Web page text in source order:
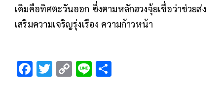
เดิมคือทิศตะวันออก ซึ่งตามหลักฮวงจุ้ยเชื่อว่าช่วยส่ง
เสริมความเจริญรุ่งเรือง ความก้าวหน้า
F T C Li